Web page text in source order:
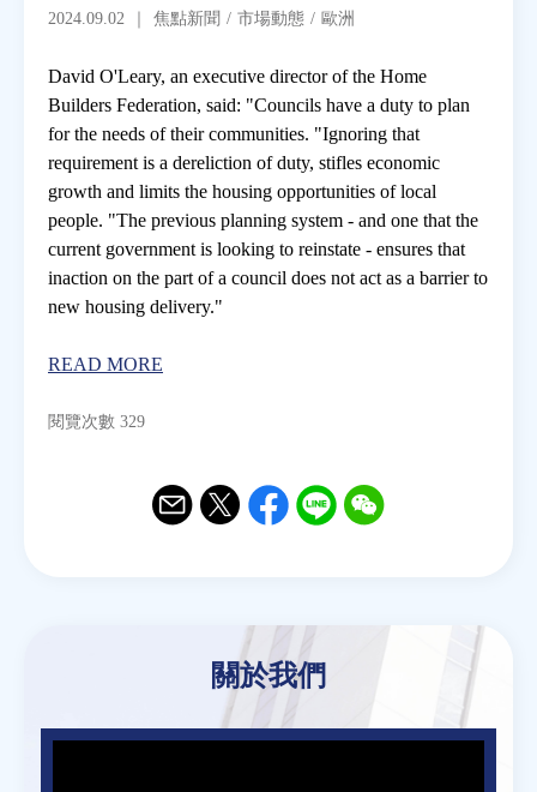
房市分析
研究獎勵
房地產年鑑
電子報
2024.09.02 ｜ 焦點新聞 / 市場動態 / 歐洲
David O'Leary, an executive director of the Home
Builders Federation, said: "Councils have a duty to plan
for the needs of their communities. "Ignoring that
requirement is a dereliction of duty, stifles economic
growth and limits the housing opportunities of local
people. "The previous planning system - and one that the
current government is looking to reinstate - ensures that
inaction on the part of a council does not act as a barrier to
new housing delivery."
READ MORE
閱覽次數 329
關於我們